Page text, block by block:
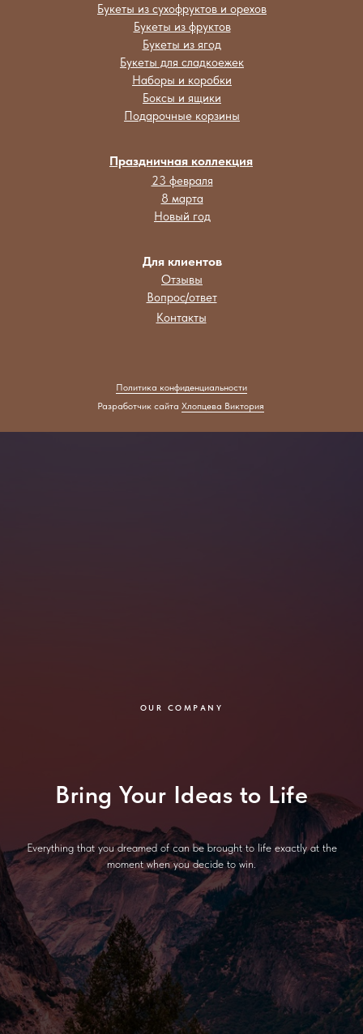
Разработчик сайта Хлопцева Виктория
Для клиентов
Отзывы
Вопрос/ответ
Контакты
23 февраля
8 марта
Новый год
Праздничная коллекция
Букеты из сухофруктов и орехов
Букеты из фруктов
Букеты из ягод
Букеты для сладкоежек
Наборы и коробки
Подарочные корзины
Политика конфиденциальности
Боксы и ящики
OUR COMPANY
Bring Your Ideas to Life
Everything that you dreamed of can be brought to life exactly at the
moment when you decide to win.